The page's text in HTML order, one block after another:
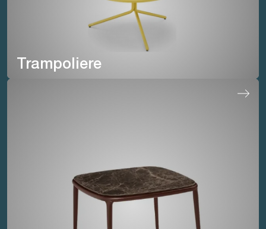
Trampoliere